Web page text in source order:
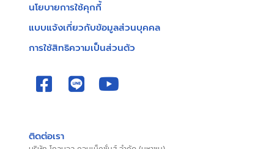
นโยบายการใช้คุกกี้
แบบแจ้งเกี่ยวกับข้อมูลส่วนบุคคล
การใช้สิทธิความเป็นส่วนตัว
ติดต่อเรา